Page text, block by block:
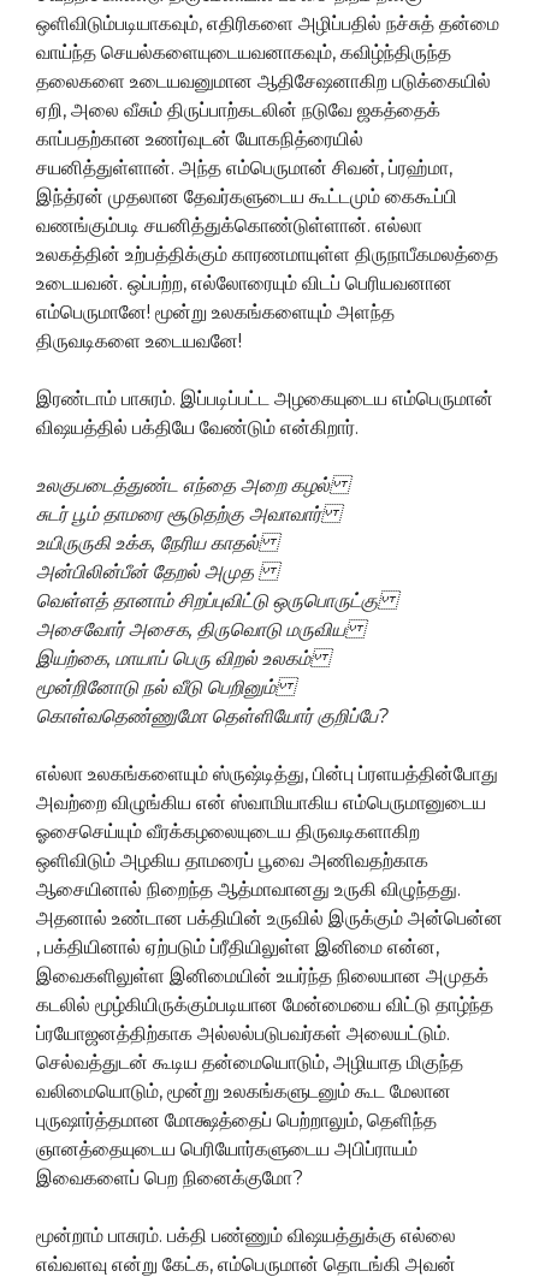
ஒளிவிடும்படியாகவும், எதிரிகளை அழிப்பதில் நச்சுத் தன்மை
வாய்ந்த செயல்களையுடையவனாகவும், கவிழ்ந்திருந்த
தலைகளை உடையவனுமான ஆதிசேஷனாகிற படுக்கையில்
ஏறி, அலை வீசும் திருப்பாற்கடலின் நடுவே ஜகத்தைக்
காப்பதற்கான உணர்வுடன் யோகநித்ரையில்
சயனித்துள்ளான். அந்த எம்பெருமான் சிவன், ப்ரஹ்மா,
இந்த்ரன் முதலான தேவர்களுடைய கூட்டமும் கைகூப்பி
வணங்கும்படி சயனித்துக்கொண்டுள்ளான். எல்லா
உலகத்தின் உற்பத்திக்கும் காரணமாயுள்ள திருநாபீகமலத்தை
உடையவன். ஒப்பற்ற, எல்லோரையும் விடப் பெரியவனான
எம்பெருமானே! மூன்று உலகங்களையும் அளந்த
திருவடிகளை உடையவனே!
இரண்டாம் பாசுரம். இப்படிப்பட்ட அழகையுடைய எம்பெருமான்
விஷயத்தில் பக்தியே வேண்டும் என்கிறார்.
உலகுபடைத்துண்ட எந்தை அறை கழல்
சுடர் பூம் தாமரை சூடுதற்கு அவாவார்
உயிருருகி உக்க, நேரிய காதல்
அன்பிலின்பீன் தேறல் அமுத
வெள்ளத் தானாம் சிறப்புவிட்டு ஒருபொருட்கு
அசைவோர் அசைக, திருவொடு மருவிய
இயற்கை, மாயாப் பெரு விறல் உலகம்
மூன்றினோடு நல் வீடு பெறினும்
கொள்வதெண்ணுமோ தெள்ளியோர் குறிப்பே?
எல்லா உலகங்களையும் ஸ்ருஷ்டித்து, பின்பு ப்ரளயத்தின்போது
அவற்றை விழுங்கிய என் ஸ்வாமியாகிய எம்பெருமானுடைய
ஓசைசெய்யும் வீரக்கழலையுடைய திருவடிகளாகிற
ஒளிவிடும் அழகிய தாமரைப் பூவை அணிவதற்காக
ஆசையினால் நிறைந்த ஆத்மாவானது உருகி விழுந்தது.
அதனால் உண்டான பக்தியின் உருவில் இருக்கும் அன்பென்ன
, பக்தியினால் ஏற்படும் ப்ரீதியிலுள்ள இனிமை என்ன,
இவைகளிலுள்ள இனிமையின் உயர்ந்த நிலையான அமுதக்
கடலில் மூழ்கியிருக்கும்படியான மேன்மையை விட்டு தாழ்ந்த
ப்ரயோஜனத்திற்காக அல்லல்படுபவர்கள் அலையட்டும்.
செல்வத்துடன் கூடிய தன்மையொடும், அழியாத மிகுந்த
வலிமையொடும், மூன்று உலகங்களுடனும் கூட மேலான
புருஷார்த்தமான மோக்ஷத்தைப் பெற்றாலும், தெளிந்த
ஞானத்தையுடைய பெரியோர்களுடைய அபிப்ராயம்
இவைகளைப் பெற நினைக்குமோ?
மூன்றாம் பாசுரம். பக்தி பண்ணும் விஷயத்துக்கு எல்லை
எவ்வளவு என்று கேட்க, எம்பெருமான் தொடங்கி அவன்